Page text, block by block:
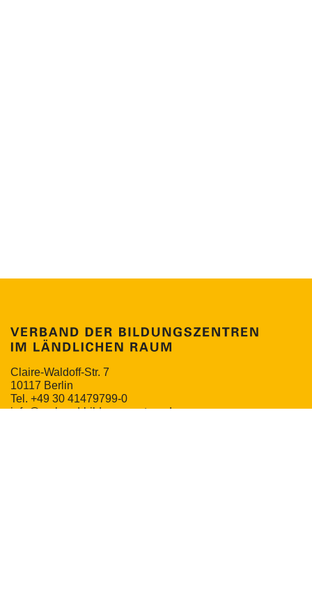
Claire-Waldoff-Str. 7
10117 Berlin
Tel. +49 30 41479799-0
info@verband-bildungszentren.de